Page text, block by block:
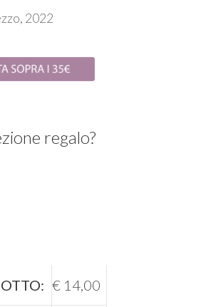
2022
regalo?
€ 14,00